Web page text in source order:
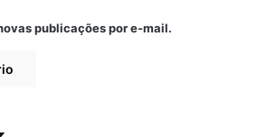
publicações por e-mail.